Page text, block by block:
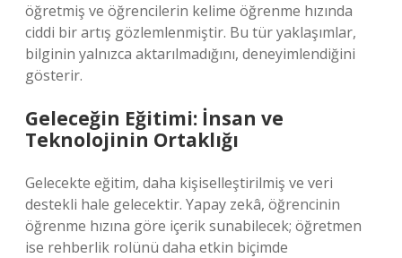
öğretmiş ve öğrencilerin kelime öğrenme hızında
ciddi bir artış gözlemlenmiştir. Bu tür yaklaşımlar,
bilginin yalnızca aktarılmadığını, deneyimlendiğini
gösterir.
Geleceğin Eğitimi: İnsan ve
Teknolojinin Ortaklığı
Gelecekte eğitim, daha kişiselleştirilmiş ve veri
destekli hale gelecektir. Yapay zekâ, öğrencinin
öğrenme hızına göre içerik sunabilecek; öğretmen
ise rehberlik rolünü daha etkin biçimde